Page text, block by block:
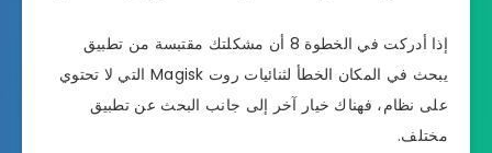
إذا أدركت في الخطوة 8 أن مشكلتك مقتبسة من تطبيق
يبحث في المكان الخطأ لثنائيات روت Magisk التي لا تحتوي
على نظام، فهناك خيار آخر إلى جانب البحث عن تطبيق
مختلف.